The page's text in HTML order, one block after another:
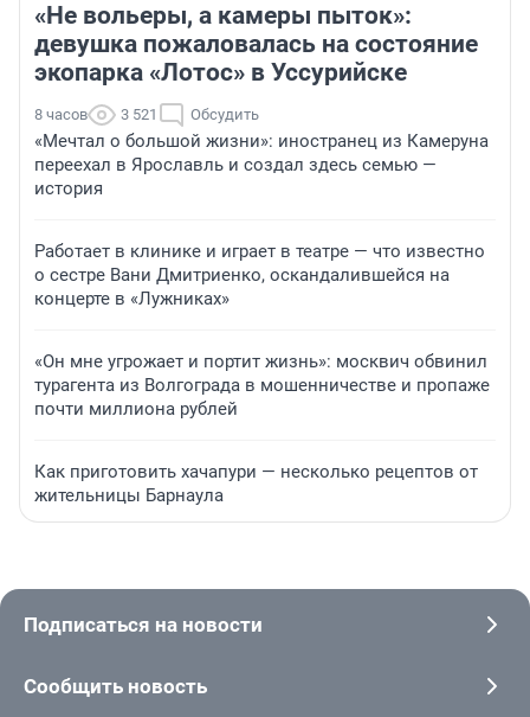
«Не вольеры, а камеры пыток»:
девушка пожаловалась на состояние
экопарка «Лотос» в Уссурийске
8 часов 3 521 Обсудить
«Мечтал о большой жизни»: иностранец из Камеруна
переехал в Ярославль и создал здесь семью —
история
Работает в клинике и играет в театре — что известно
о сестре Вани Дмитриенко, оскандалившейся на
концерте в «Лужниках»
«Он мне угрожает и портит жизнь»: москвич обвинил
турагента из Волгограда в мошенничестве и пропаже
почти миллиона рублей
Как приготовить хачапури — несколько рецептов от
жительницы Барнаула
Подписаться на новости
Сообщить новость